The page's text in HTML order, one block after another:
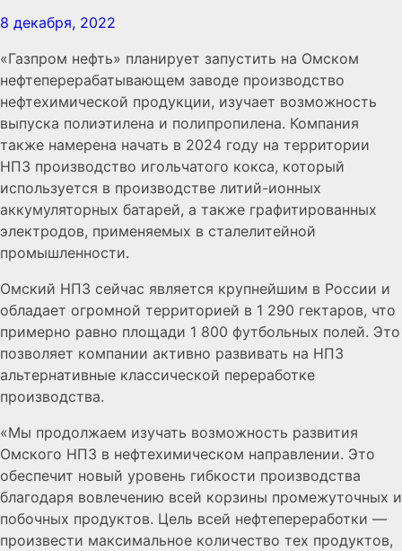
8 декабря, 2022
«Газпром нефть» планирует запустить на Омском
нефтеперерабатывающем заводе производство
нефтехимической продукции, изучает возможность
выпуска полиэтилена и полипропилена. Компания
также намерена начать в 2024 году на территории
НПЗ производство игольчатого кокса, который
используется в производстве литий-ионных
аккумуляторных батарей, а также графитированных
электродов, применяемых в сталелитейной
промышленности.
Омский НПЗ сейчас является крупнейшим в России и
обладает огромной территорией в 1 290 гектаров, что
примерно равно площади 1 800 футбольных полей. Это
позволяет компании активно развивать на НПЗ
альтернативные классической переработке
производства.
«Мы продолжаем изучать возможность развития
Омского НПЗ в нефтехимическом направлении. Это
обеспечит новый уровень гибкости производства
благодаря вовлечению всей корзины промежуточных и
побочных продуктов. Цель всей нефтепереработки —
произвести максимальное количество тех продуктов,